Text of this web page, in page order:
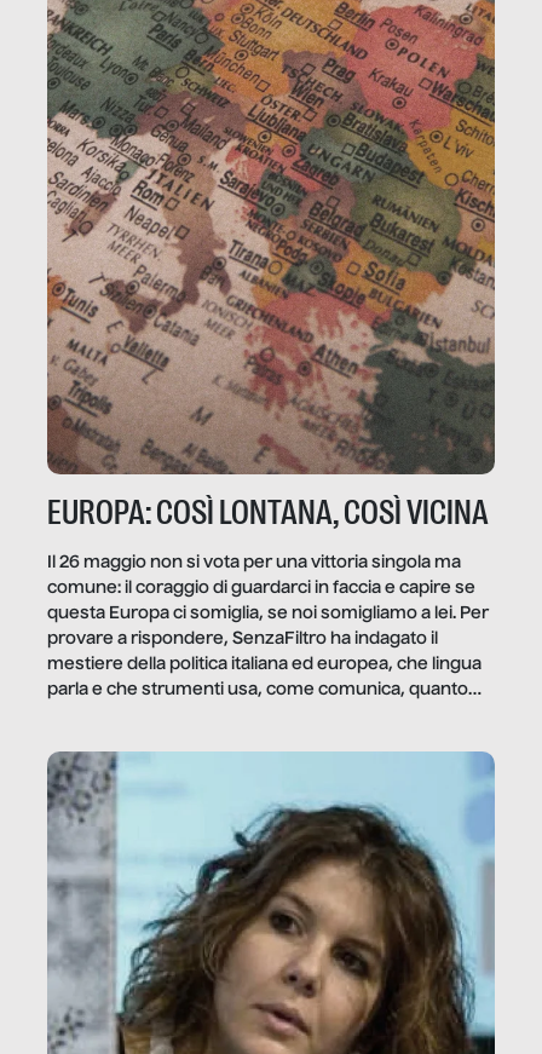
EUROPA: COSÌ LONTANA, COSÌ VICINA
Il 26 maggio non si vota per una vittoria singola ma
comune: il coraggio di guardarci in faccia e capire se
questa Europa ci somiglia, se noi somigliamo a lei. Per
provare a rispondere, SenzaFiltro ha indagato il
mestiere della politica italiana ed europea, che lingua
parla e che strumenti usa, come comunica, quanto